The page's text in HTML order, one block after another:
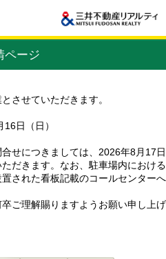
ページ
させていただきます。
日（日）
せにつきましては、2026年8月17日
だきます。なお、駐車場内における
された看板記載のコールセンターへ
ご理解賜りますようお願い申し上げ